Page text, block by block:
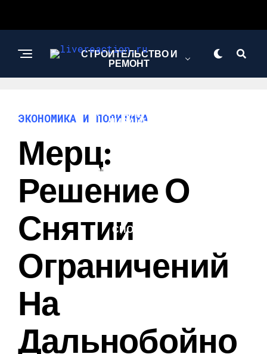
СТРОИТЕЛЬСТВО И
РЕМОНТ
АРХИТЕКТУРА И
ДИЗАЙН
КОМПЬЮТЕРЫ И
СПОРТ
ЭКОНОМИКА И ПОЛИТИКА
Мерц:
Решение О
Снятии
Ограничений
На
Дальнобойно